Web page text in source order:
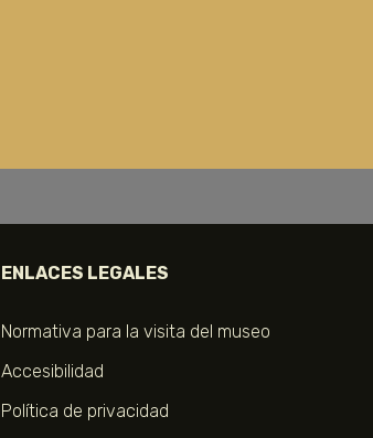
ENLACES LEGALES
Normativa para la visita del museo
Accesibilidad
Política de privacidad